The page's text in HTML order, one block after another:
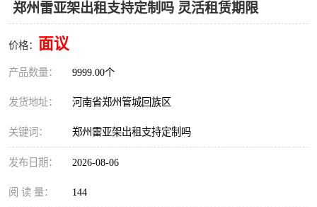
郑州雷亚架出租支持定制吗 灵活租赁期限
价格： 面议
产品数量： 9999.00个
发货地址： 河南省郑州管城回族区
关键词： 郑州雷亚架出租支持定制吗
发布日期： 2026-08-06
阅 读 量： 144